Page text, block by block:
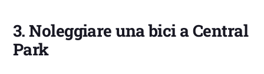
3. Noleggiare una bici a Central
Park